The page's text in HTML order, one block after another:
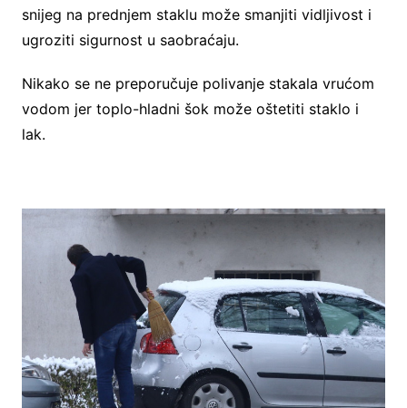
snijeg na prednjem staklu može smanjiti vidljivost i
ugroziti sigurnost u saobraćaju.
Nikako se ne preporučuje polivanje stakala vrućom
vodom jer toplo-hladni šok može oštetiti staklo i
lak.